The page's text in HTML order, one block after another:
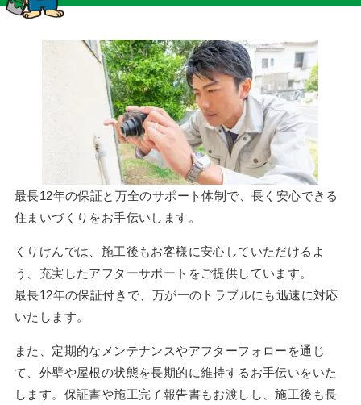
最長12年の保証と万全のサポート体制で、長く安心できる
住まいづくりをお手伝いします。
くりけんでは、施工後もお客様に安心していただけるよ
う、充実したアフターサポートをご提供しています。
最長12年の保証付きで、万が一のトラブルにも迅速に対応
いたします。
また、定期的なメンテナンスやアフターフォローを通じ
て、外壁や屋根の状態を長期的に維持するお手伝いをいた
します。保証書や施工完了報告書もお渡しし、施工後も長